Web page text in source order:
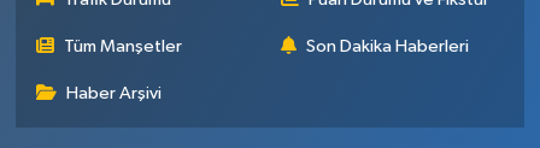
Tüm Manşetler Son Dakika Haberleri
Haber Arşivi